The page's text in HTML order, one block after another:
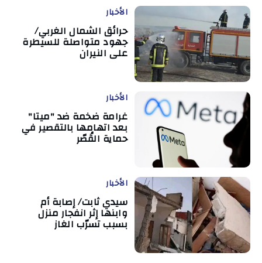
الأخبار
حرائق الشمال الغربي/
جهود متواصلة للسيطرة
على النيران
الأخبار
غرامة ضخمة ضد "ميتا"
بعد اتهامها بالتقصير في
حماية القُصّر
الأخبار
سيدي ثابت/ إصابة أم
وابنها إثر انفجار منزل
بسبب تسرّب الغاز